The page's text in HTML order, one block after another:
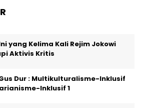
yang Kelima Kali Rejim Jokowi
Aktivis Kritis
Dur : Multikulturalisme-Inklusif
Inklusif 1